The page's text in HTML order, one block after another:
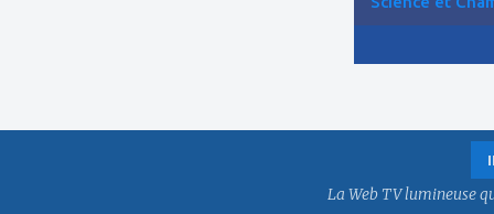
La Web TV lumineuse